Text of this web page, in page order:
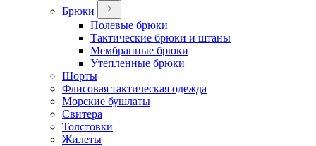
Брюки
Полевые брюки
Тактические брюки и штаны
Мембранные брюки
Утепленные брюки
Шорты
Флисовая тактическая одежда
Морские бушлаты
Свитера
Толстовки
Жилеты